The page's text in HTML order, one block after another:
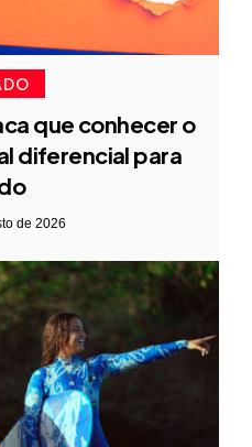
que conhecer o
diferencial para
de 2026